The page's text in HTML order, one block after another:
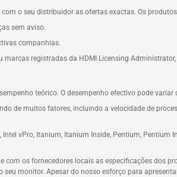
o seu distribuidor as ofertas exactas. Os
sem aviso.
companhias.
registradas da HDMI Licensing
teórico. O desempenho efectivo pode variar
de muitos fatores, incluindo a velocidade de
vPro, Itanium, Itanium Inside, Pentium,
os fornecedores locais as especificações dos
monitor. Apesar do nosso esforço para